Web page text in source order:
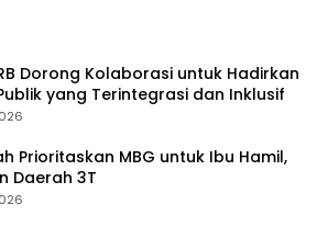
Dorong Kolaborasi untuk Hadirkan
yang Terintegrasi dan Inklusif
Prioritaskan MBG untuk Ibu Hamil,
Daerah 3T